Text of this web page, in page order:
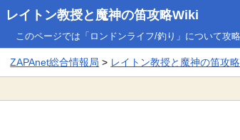
レイトン教授と魔神の笛攻略Wiki
このページでは「ロンドンライフ/釣り」について攻略
ZAPAnet総合情報局 > レイトン教授と魔神の笛攻